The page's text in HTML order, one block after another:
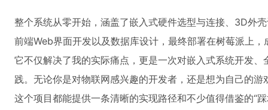
整个系统从零开始，涵盖了嵌入式硬件选型与连接、3D外
前端Web界面开发以及数据库设计，最终部署在树莓派上
它不仅解决了我的实际痛点，更是一次对嵌入式系统开发
践。无论你是对物联网感兴趣的开发者，还是想为自己的
这个项目都能提供一条清晰的实现路径和不少值得借鉴的“